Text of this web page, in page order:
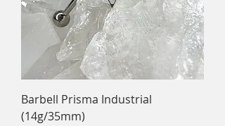
Barbell Prisma Industrial
(14g/35mm)